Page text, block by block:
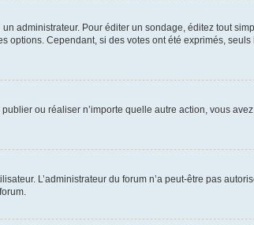
administrateur. Pour éditer un sondage, éditez tout
Cependant, si des votes ont été exprimés,
ou réaliser n’importe quelle autre action, vous
L’administrateur du forum n’a peut-être pas